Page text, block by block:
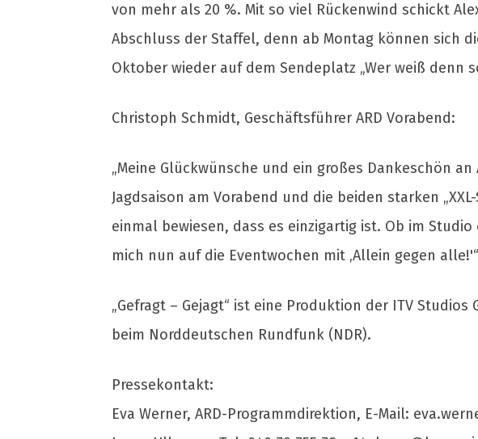
von mehr als 20 %. Mit so viel Rückenwind schickt
Abschluss der Staffel, denn ab Montag können sich
Oktober wieder auf dem Sendeplatz „Wer weiß denn
Christoph Schmidt, Geschäftsführer ARD Vorabend:
„Meine Glückwünsche und ein großes Dankeschön
Jagdsaison am Vorabend und die beiden starken
einmal bewiesen, dass es einzigartig ist. Ob im
mich nun auf die Eventwochen mit ‚Allein gegen alle!'“
„Gefragt – Gejagt“ ist eine Produktion der ITV
beim Norddeutschen Rundfunk (NDR).
Pressekontakt:
Eva Werner, ARD-Programmdirektion, E-Mail: